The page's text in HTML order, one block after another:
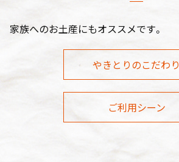
家族へのお土産にもオススメです。
やきとりのこだわり
ご利用シーン